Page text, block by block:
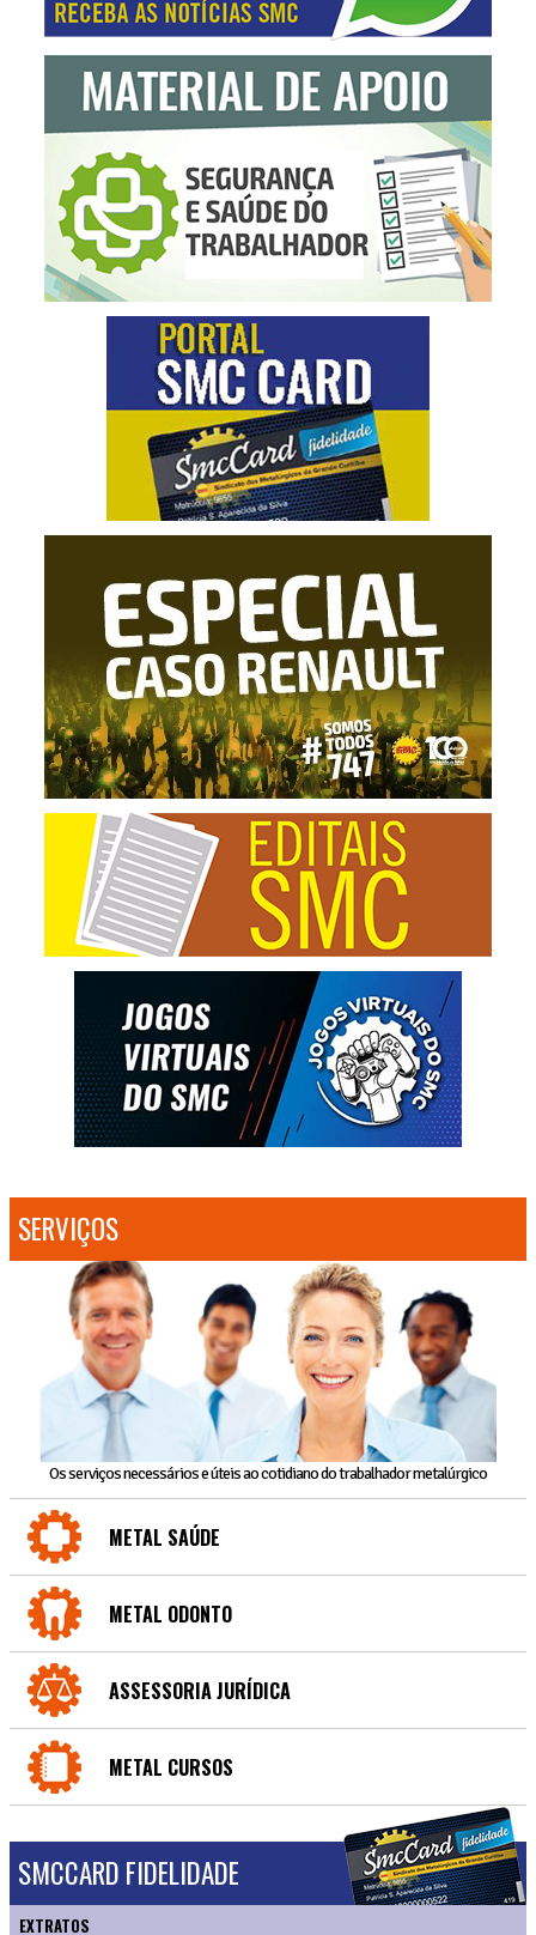
SERVIÇOS
Os serviços necessários e úteis ao cotidiano do trabalhador metalúrgico
METAL SAÚDE
METAL ODONTO
ASSESSORIA JURÍDICA
METAL CURSOS
SMCCARD FIDELIDADE
EXTRATOS